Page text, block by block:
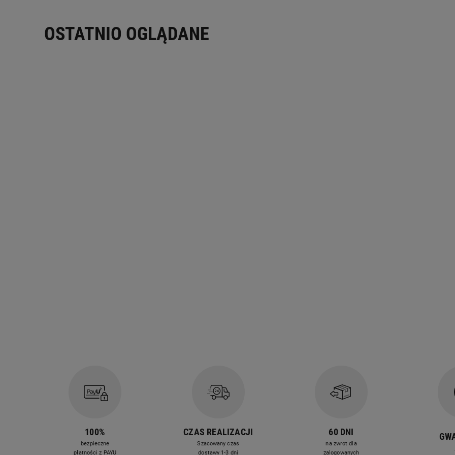
OSTATNIO OGLĄDANE
100%
bezpieczne
płatności z PAYU
CZAS REALIZACJI
Szacowany czas
dostawy 1-3 dni
60 DNI
na zwrot dla
zalogowanych